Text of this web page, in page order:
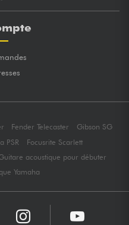
Fender Telecaster
Gibson SG
PSR
Focusrite Scarlett
acoustique pour débuter
Yamaha